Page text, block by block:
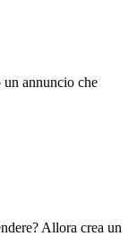
annuncio che
Allora crea un